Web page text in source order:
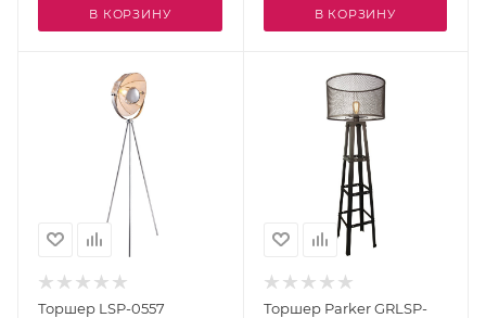
В КОРЗИНУ В КОРЗИНУ
Торшер LSP-0557
Торшер Parker GRLSP-